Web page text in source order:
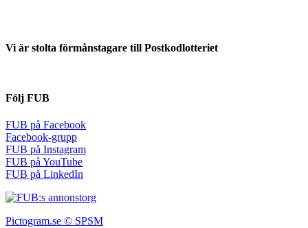
Vi är stolta förmånstagare till Postkodlotteriet
Följ FUB
FUB på Facebook
Facebook-grupp
FUB på Instagram
FUB på YouTube
FUB på LinkedIn
Pictogram.se © SPSM